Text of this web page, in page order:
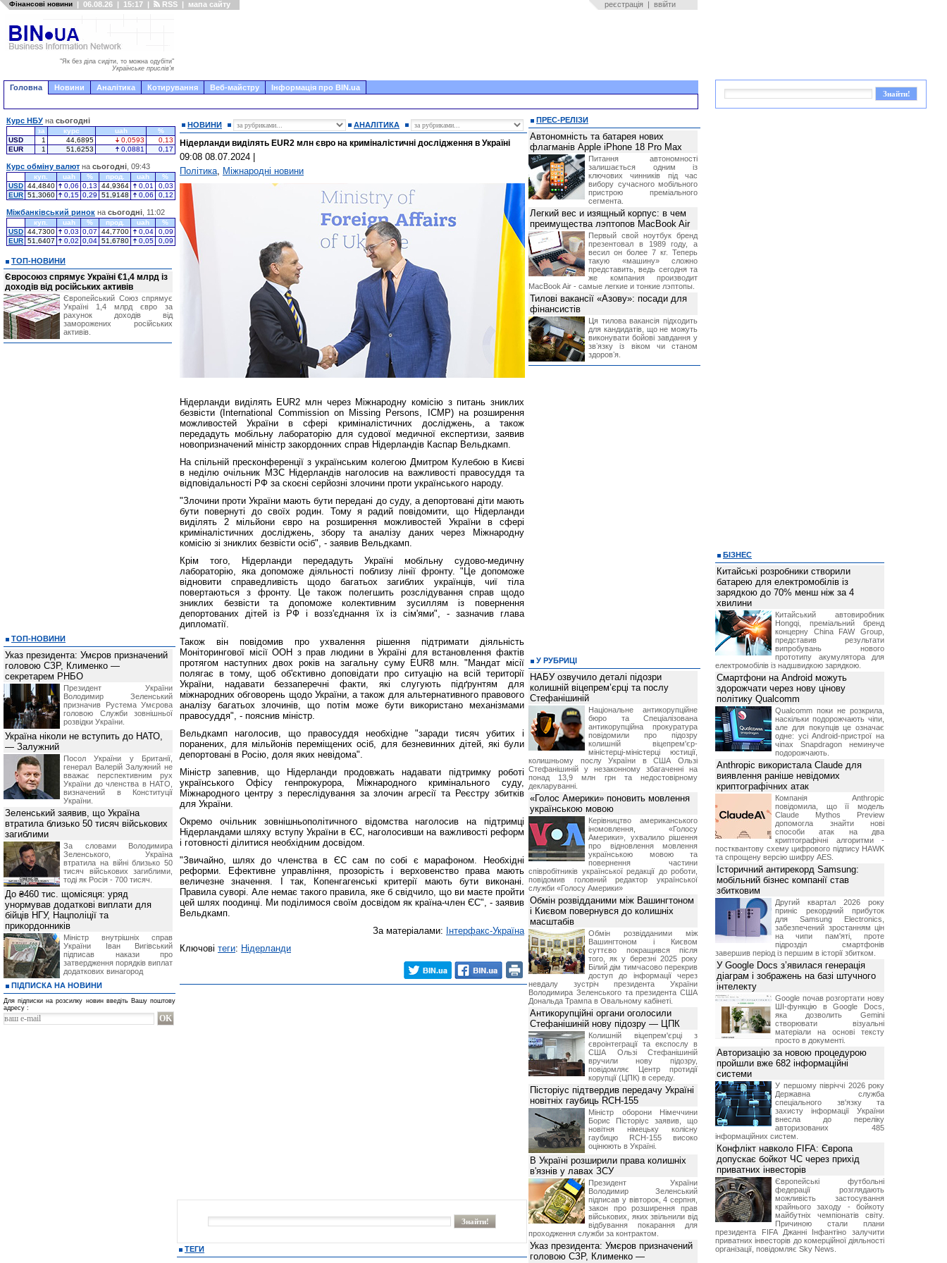
Фінансові новини | 06.08.26 | 15:17 | RSS | мапа сайту реєстрація | ввійти
"Як без діла сидіти, то можна одубіти"
Українське прислів'я
Головна Новини Аналітика Котирування Веб-майстру Інформація про BIN.ua
НОВИНИ АНАЛІТИКА
Нідерланди виділять EUR2 млн євро на криміналістичні дослідження в Україні
09:08 08.07.2024
Політика, Міжнародні новини
Нідерланди виділять EUR2 млн через Міжнародну комісію з питань зниклих
безвісти (International Commission on Missing Persons, ICMP) на розширення
можливостей України в сфері криміналістичних досліджень, а також
передадуть мобільну лабораторію для судової медичної експертизи, заявив
новопризначений міністр закордонних справ Нідерландів Каспар Вельдкамп.
На спільній пресконференції з українським колегою Дмитром Кулебою в Києві
в неділю очільник МЗС Нідерландів наголосив на важливості правосуддя та
відповідальності РФ за скоєні серйозні злочини проти українського народу.
"Злочини проти України мають бути передані до суду, а депортовані діти мають
бути повернуті до своїх родин. Тому я радий повідомити, що Нідерланди
виділять 2 мільйони євро на розширення можливостей України в сфері
криміналістичних досліджень, збору та аналізу даних через Міжнародну
комісію зі зниклих безвісти осіб", - заявив Вельдкамп.
Крім того, Нідерланди передадуть Україні мобільну судово-медичну
лабораторію, яка допоможе діяльності поблизу лінії фронту. "Це допоможе
відновити справедливість щодо багатьох загиблих українців, чиї тіла
повертаються з фронту. Це також полегшить розслідування справ щодо
зниклих безвісти та допоможе колективним зусиллям із повернення
депортованих дітей із РФ і возз'єднання їх із сім'ями", - зазначив глава
дипломатії.
Також він повідомив про ухвалення рішення підтримати діяльність
Моніторингової місії ООН з прав людини в Україні для встановлення фактів
протягом наступних двох років на загальну суму EUR8 млн. "Мандат місії
полягає в тому, щоб об'єктивно доповідати про ситуацію на всій території
України, надавати беззаперечні факти, які слугують підґрунтям для
міжнародних обговорень щодо України, а також для альтернативного правового
аналізу багатьох злочинів, що потім може бути використано механізмами
правосуддя", - пояснив міністр.
Вельдкамп наголосив, що правосуддя необхідне "заради тисяч убитих і
поранених, для мільйонів переміщених осіб, для безневинних дітей, які були
депортовані в Росію, доля яких невідома".
Міністр запевнив, що Нідерланди продовжать надавати підтримку роботі
українського Офісу генпрокурора, Міжнародного кримінального суду,
Міжнародного центру з переслідування за злочин агресії та Реєстру збитків
для України.
Окремо очільник зовнішньополітичного відомства наголосив на підтримці
Нідерландами шляху вступу України в ЄС, наголосивши на важливості реформ
і готовності ділитися необхідним досвідом.
"Звичайно, шлях до членства в ЄС сам по собі є марафоном. Необхідні
реформи. Ефективне управління, прозорість і верховенство права мають
величезне значення. І так, Копенгагенські критерії мають бути виконані.
Правила суворі. Але немає такого правила, яке б свідчило, що ви маєте пройти
цей шлях поодинці. Ми поділимося своїм досвідом як країна-член ЄС", - заявив
Вельдкамп.
За матеріалами: Інтерфакс-Україна
Ключові теги: Нідерланди
ТЕГИ
Курс НБУ на сьогодні
за курс uah
%
USD
1 44,6895 0,0593
0,13
EUR
1 51,6253 0,0881 0,17
Курс обміну валют на сьогодні , 09:43
куп. uah % прод. uah
%
USD 44,4840 0,06 0,13 44,9364 0,01
0,03
EUR 51,3060 0,15 0,29 51,9148 0,06 0,12
Міжбанківський ринок на сьогодні , 11:02
куп. uah % прод. uah
%
USD 44,7300 0,03 0,07 44,7700 0,04
0,09
EUR 51,6407 0,02 0,04 51,6780 0,05 0,09
ТОП-НОВИНИ
Євросоюз спрямує Україні €1,4 млрд із
доходів від російських активів
Європейський Союз спрямує
Україні 1,4 млрд євро за
рахунок доходів від
заморожених російських
активів.
ТОП-НОВИНИ
Указ президента: Умєров призначений
головою СЗР, Клименко —
секретарем РНБО
Президент України
Володимир Зеленський
призначив Pустема Умєрова
головою Служби зовнішньої
розвідки України.
Україна ніколи не вступить до НАТО,
— Залужний
Посол України у Британії,
генерал Валерій Залужний не
вважає перспективним рух
України до членства в НАТО,
визначений в Конституції
України.
Зеленський заявив, що Україна
втратила близько 50 тисяч військових
загиблими
За словами Володимира
Зеленського, Україна
втратила на війні близько 50
тисяч військових загиблими,
тоді як Росія - 700 тисяч.
До ₴460 тис. щомісяця: уряд
унормував додаткові виплати для
бійців НГУ, Нацполіції та
прикордонників
Міністр внутрішніх справ
України Іван Вигівський
підписав накази про
затвердження порядків виплат
додаткових винагород
ПІДПИСКА НА НОВИНИ
Для підписки на розсилку новин введіть Вашу поштову
адресу :
ПРЕС-РЕЛІЗИ
Автономність та батарея нових
флагманів Apple iPhone 18 Pro Max
Питання автономності
залишається одним із
ключових чинників під час
вибору сучасного мобільного
пристрою преміального
сегмента.
Легкий вес и изящный корпус: в чем
преимущества лэптопов MacBook Air
Первый свой ноутбук бренд
презентовал в 1989 году, а
весил он более 7 кг. Теперь
такую «машину» сложно
представить, ведь сегодня та
же компания производит
MacBook Air - самые легкие и тонкие лэптопы.
Тилові вакансії «Азову»: посади для
фінансистів
Ця тилова вакансія підходить
для кандидатів, що не можуть
виконувати бойові завдання у
звʼязку із віком чи станом
здоровʼя.
У РУБРИЦІ
НАБУ озвучило деталі підозри
колишній віцепрем’єрці та послу
Стефанішиній
Національне антикорупційне
бюро та Спеціалізована
антикорупційна прокуратура
повідомили про підозру
колишній віцепрем'єр-
міністерці-міністерці юстиції,
колишньому послу України в США Ользі
Стефанішиній у незаконному збагаченні на
понад 13,9 млн грн та недостовірному
декларуванні.
«Голос Америки» поновить мовлення
українською мовою
Керівництво американського
іномовлення, «Голосу
Америки», ухвалило рішення
про відновлення мовлення
українською мовою та
повернення частини
співробітників української редакції до роботи,
повідомив головний редактор української
служби «Голосу Америки»
Обмін розвідданими між Вашингтоном
і Києвом повернувся до колишніх
масштабів
Обмін розвідданими між
Вашингтоном і Києвом
суттєво покращився після
того, як у березні 2025 року
Білий дім тимчасово перекрив
доступ до інформації через
невдалу зустріч президента України
Володимира Зеленського та президента США
Дональда Трампа в Овальному кабінеті.
Антикорупційні органи оголосили
Стефанішиній нову підозру — ЦПК
Колишній віцепрем'єрці з
євроінтеграції та експослу в
США Ользі Стефанішиній
вручили нову підозру,
повідомляє Центр протидії
корупції (ЦПК) в середу.
Пісторіус підтвердив передачу Україні
новітніх гаубиць RCH-155
Міністр оборони Німеччини
Борис Пісторіус заявив, що
новітня німецьку колісну
гаубицю RCH-155 високо
оцінюють в Україні.
В Україні розширили права колишніх
в'язнів у лавах ЗСУ
Президент України
Володимир Зеленський
підписав у вівторок, 4 серпня,
закон про розширення прав
військових, яких звільнили від
відбування покарання для
проходження служби за контрактом.
Указ президента: Умєров призначений
головою СЗР, Клименко —
БІЗНЕС
Китайські розробники створили
батарею для електромобілів із
зарядкою до 70% менш ніж за 4
хвилини
Китайський автовиробник
Hongqi, преміальний бренд
концерну China FAW Group,
представив результати
випробувань нового
прототипу акумулятора для
електромобілів із надшвидкою зарядкою.
Смартфони на Android можуть
здорожчати через нову цінову
політику Qualcomm
Qualcomm поки не розкрила,
наскільки подорожчають чіпи,
але для покупців це означає
одне: усі Android-пристрої на
чіпах Snapdragon неминуче
подорожчають.
Anthropic використала Claude для
виявлення раніше невідомих
криптографічних атак
Компанія Anthropic
повідомила, що її модель
Claude Mythos Preview
допомогла знайти нові
способи атак на два
криптографічні алгоритми -
постквантову схему цифрового підпису HAWK
та спрощену версію шифру AES.
Історичний антирекорд Samsung:
мобільний бізнес компанії став
збитковим
Другий квартал 2026 року
приніс рекордний прибуток
для Samsung Electronics,
забезпечений зростанням цін
на чипи пам'яті, проте
підрозділ смартфонів
завершив період із першим в історії збитком.
У Google Docs з’явилася генерація
діаграм і зображень на базі штучного
інтелекту
Google почав розгортати нову
ШІ-функцію в Google Docs,
яка дозволить Gemini
створювати візуальні
матеріали на основі тексту
просто в документі.
Авторизацію за новою процедурою
пройшли вже 682 інформаційні
системи
У першому півріччі 2026 року
Державна служба
спеціального зв'язку та
захисту інформації України
внесла до переліку
авторизованих 485
інформаційних систем.
Конфлікт навколо FIFA: Європа
допускає бойкот ЧС через прихід
приватних інвесторів
Європейські футбольні
федерації розглядають
можливість застосування
крайнього заходу - бойкоту
майбутніх чемпіонатів світу.
Причиною стали плани
президента FIFA Джанні Інфантіно залучити
приватних інвесторів до комерційної діяльності
організації, повідомляє Sky News.